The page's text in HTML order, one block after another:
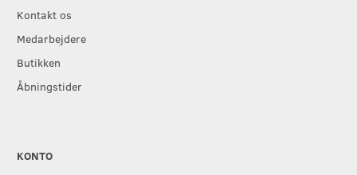
Kontakt os
Medarbejdere
Butikken
Åbningstider
KONTO